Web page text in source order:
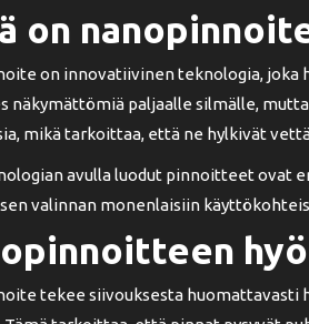
on
on innovatiivinen teknologia, joka
näkymättömiä paljaalle silmälle,
mikä tarkoittaa, että ne hylkivät
avulla luodut pinnoitteet ovat
valinnan monenlaisiin
tekee siivouksesta huomattavasti